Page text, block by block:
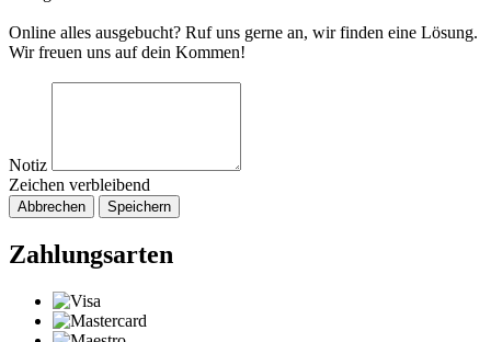
Online alles ausgebucht? Ruf uns gerne an, wir finden eine Lösung.
Wir freuen uns auf dein Kommen!
Notiz
Zeichen verbleibend
Abbrechen Speichern
Zahlungsarten